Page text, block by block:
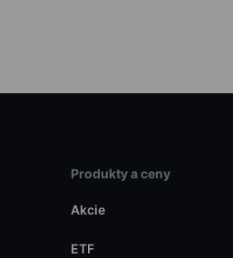
Produkty a ceny
Akcie
ETF